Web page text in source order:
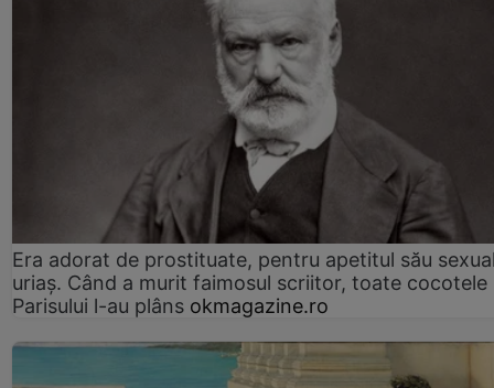
Era adorat de prostituate, pentru apetitul său
uriaș. Când a murit faimosul scriitor, toate cocotele
Parisului l-au plâns okmagazine.ro